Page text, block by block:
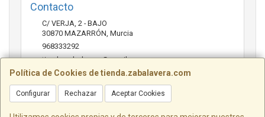
Política de Cookies de tienda.zabalavera.com
Configurar Rechazar Aceptar Cookies
Contacto
C/ VERJA, 2 - BAJO
30870 MAZARRÓN, Murcia
968333292
tienda.zabalavera@gmail.com
Horario
9:30-14:00 y 17:30-20:00